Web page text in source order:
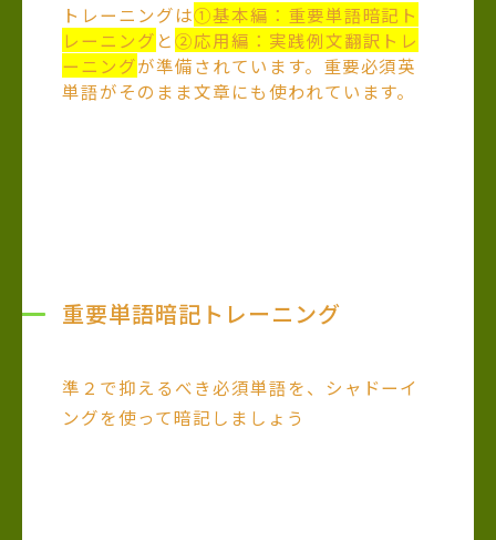
トレーニングは①基本編：重要単語暗記ト
レーニング と②応用編：実践例文翻訳トレ
ーニングが準備されています。重要必須英
単語がそのまま文章にも使われています。
重要単語暗記トレーニング
準２で抑えるべき必須単語を、シャドーイ
ングを使って暗記しましょう